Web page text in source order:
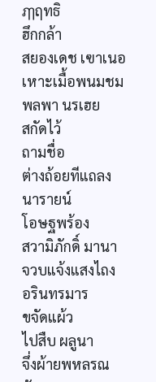
ฦๅฤทธิ
ฮึกกล้า
สยองเดช เฃาเนอ
เหาะเมื้อพนมชม
พลพา นรเฮย
สกัดไว้
ถามชื่อ
ต่างถ้อยทีแถลง
นารายน์
โอษฐพร้อง
สวามิภักดิ์ มานา
จวบแจ้งแสงไถง
อรินทรมาร
ขจัดแผ้ว
ไปสืบ ผลูนา
จึ่งผ้ายพหลรณ